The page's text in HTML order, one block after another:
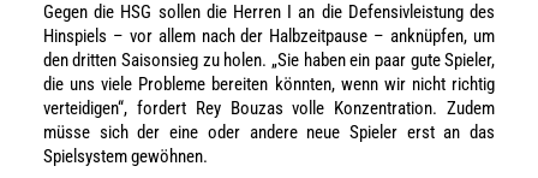
Gegen die HSG sollen die Herren I an die Defensivleistung des
Hinspiels – vor allem nach der Halbzeitpause – anknüpfen, um
den dritten Saisonsieg zu holen. „Sie haben ein paar gute Spieler,
die uns viele Probleme bereiten könnten, wenn wir nicht richtig
verteidigen“, fordert Rey Bouzas volle Konzentration. Zudem
müsse sich der eine oder andere neue Spieler erst an das
Spielsystem gewöhnen.